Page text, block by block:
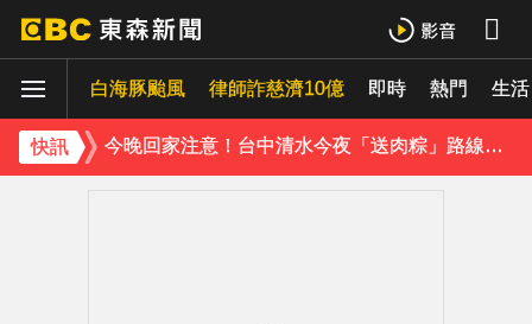
白海豚颱風 律師詐慈濟10億 即時 熱門 生活
快訊
下載東森App，隨時掌握天下大小事！
今晚回家注意！台中清水今夜「送肉粽」路線跨彰化4鄉鎮